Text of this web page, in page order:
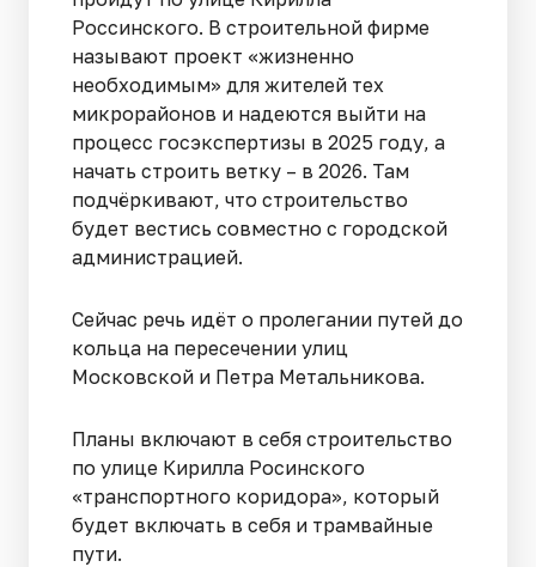
Россинского. В строительной фирме
называют проект «жизненно
необходимым» для жителей тех
микрорайонов и надеются выйти на
процесс госэкспертизы в 2025 году, а
начать строить ветку – в 2026. Там
подчёркивают, что строительство
будет вестись совместно с городской
администрацией.
Сейчас речь идёт о пролегании путей до
кольца на пересечении улиц
Московской и Петра Метальникова.
Планы включают в себя строительство
по улице Кирилла Росинского
«транспортного коридора», который
будет включать в себя и трамвайные
пути.